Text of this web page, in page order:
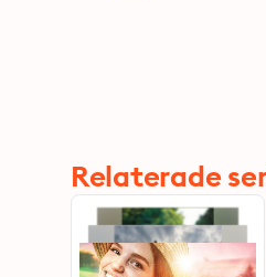
Relaterade